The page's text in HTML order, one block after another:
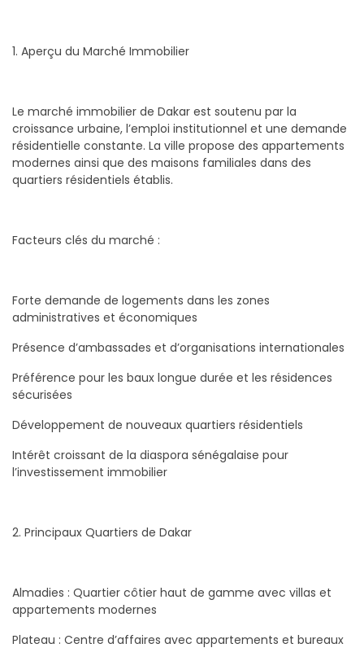
1. Aperçu du Marché Immobilier
Le marché immobilier de Dakar est soutenu par la
croissance urbaine, l’emploi institutionnel et une demande
résidentielle constante. La ville propose des appartements
modernes ainsi que des maisons familiales dans des
quartiers résidentiels établis.
Facteurs clés du marché :
Forte demande de logements dans les zones
administratives et économiques
Présence d’ambassades et d’organisations internationales
Préférence pour les baux longue durée et les résidences
sécurisées
Développement de nouveaux quartiers résidentiels
Intérêt croissant de la diaspora sénégalaise pour
l’investissement immobilier
2. Principaux Quartiers de Dakar
Almadies : Quartier côtier haut de gamme avec villas et
appartements modernes
Plateau : Centre d’affaires avec appartements et bureaux